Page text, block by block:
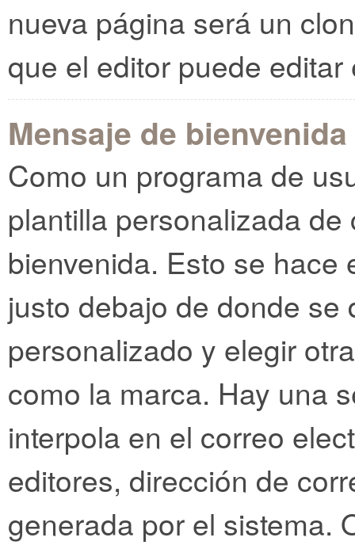
nueva página será un
que el editor puede
Mensaje de
Como un programa de
plantilla personalizada
bienvenida. Esto se hace
justo debajo de donde se
personalizado y elegir
como la marca. Hay una
interpola en el correo
editores, dirección de
generada por el sistema.